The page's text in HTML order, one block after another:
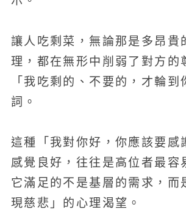
讓人吃剩菜，無論那是多昂貴
理，都在無形中削弱了對方的
「我吃剩的、不要的，才輪到
詞。
這種「我對你好，你應該要感
感覺良好，往往是高位者最容
它滿足的不是基層的需求，而
現慈悲」的心理渴望。